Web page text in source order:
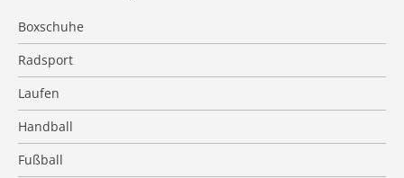
Boxschuhe
Radsport
Laufen
Handball
Fußball